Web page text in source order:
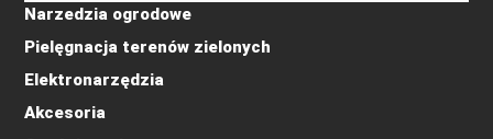
Narzedzia ogrodowe
Pielęgnacja terenów zielonych
Elektronarzędzia
Akcesoria